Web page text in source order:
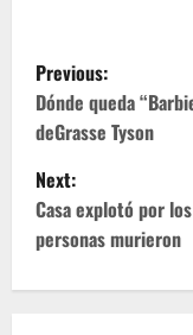
P
o
s
t
n
Previous:
Dónde queda
deGrasse Tyson
Next:
Casa explotó por
personas murieron